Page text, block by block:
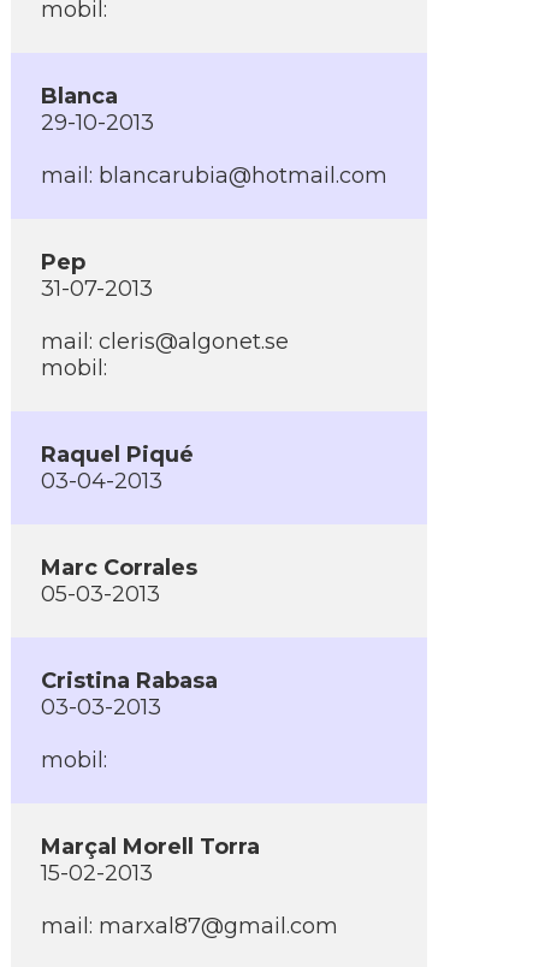
mobil:
Blanca
29-10-2013
mail: blancarubia@hotmail.com
Pep
31-07-2013
mail: cleris@algonet.se
mobil:
Raquel Piqué
03-04-2013
Marc Corrales
05-03-2013
Cristina Rabasa
03-03-2013
mobil:
Marçal Morell Torra
15-02-2013
mail: marxal87@gmail.com